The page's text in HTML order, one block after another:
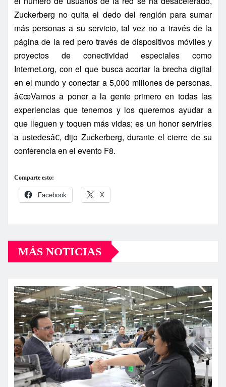
Zuckerberg no quita el dedo del renglón para sumar
más personas a su servicio, tal vez no a través de la
página de la red pero través de dispositivos móviles y
proyectos de conectividad especiales como
Internet.org, con el que busca acortar la brecha digital
en el mundo y conectar a 5,000 millones de personas.
â€œVamos a poner a la gente primero en todas las
experiencias que tenemos y los queremos ayudar a
que lleguen y toquen más vidas; es un honor servirles
a ustedesâ€, dijo Zuckerberg, durante el cierre de su
conferencia en el evento F8.
Comparte esto:
Facebook X
MÁS NOTICIAS